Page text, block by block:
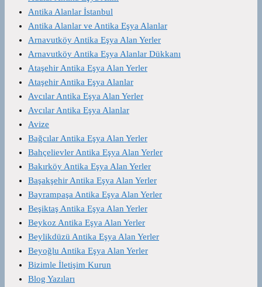
Antika Alanlar İstanbul
Antika Alanlar ve Antika Eşya Alanlar
Arnavutköy Antika Eşya Alan Yerler
Arnavutköy Antika Eşya Alanlar Dükkanı
Ataşehir Antika Eşya Alan Yerler
Ataşehir Antika Eşya Alanlar
Avcılar Antika Eşya Alan Yerler
Avcılar Antika Eşya Alanlar
Avize
Bağcılar Antika Eşya Alan Yerler
Bahçelievler Antika Eşya Alan Yerler
Bakırköy Antika Eşya Alan Yerler
Başakşehir Antika Eşya Alan Yerler
Bayrampaşa Antika Eşya Alan Yerler
Beşiktaş Antika Eşya Alan Yerler
Beykoz Antika Eşya Alan Yerler
Beylikdüzü Antika Eşya Alan Yerler
Beyoğlu Antika Eşya Alan Yerler
Bizimle İletişim Kurun
Blog Yazıları